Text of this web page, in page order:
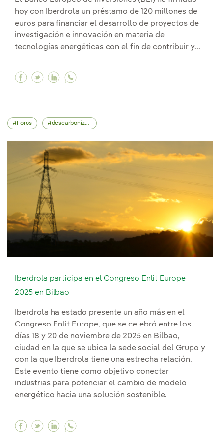
hoy con Iberdrola un préstamo de 120 millones de
euros para financiar el desarrollo de proyectos de
investigación e innovación en materia de
tecnologías energéticas con el fin de contribuir y...
Facebook Firmamos un préstamo de 120
Twitter Firmamos un préstamo de 120
Linkedin Firmamos un préstamo de
Foros descarbonización
Iberdrola participa en el Congreso Enlit Europe
2025 en Bilbao
Iberdrola ha estado presente un año más en el
Congreso Enlit Europe, que se celebró entre los
días 18 y 20 de noviembre de 2025 en Bilbao,
ciudad en la que se ubica la sede social del Grupo y
con la que Iberdrola tiene una estrecha relación.
Este evento tiene como objetivo conectar
industrias para potenciar el cambio de modelo
energético hacia una solución sostenible.
Facebook Iberdrola participa en el Congreso
Twitter Iberdrola participa en el Congreso
Linkedin Iberdrola participa en el